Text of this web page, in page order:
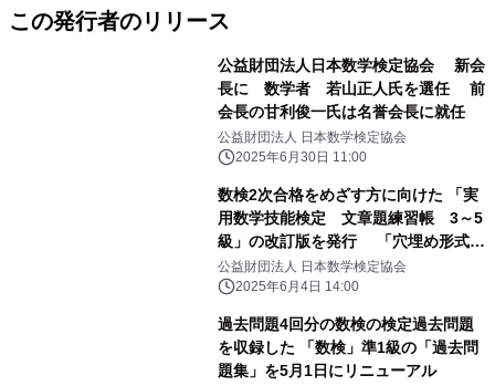
この発行者のリリース
公益財団法人日本数学検定協会 新会
長に 数学者 若山正人氏を選任 前
会長の甘利俊一氏は名誉会長に就任
公益財団法人 日本数学検定協会
2025年6月30日 11:00
数検2次合格をめざす方に向けた 「実
用数学技能検定 文章題練習帳 3～5
級」の改訂版を発行 「穴埋め形式」
で自分で解く力が身につく
公益財団法人 日本数学検定協会
2025年6月4日 14:00
過去問題4回分の数検の検定過去問題
を収録した 「数検」準1級の「過去問
題集」を5月1日にリニューアル